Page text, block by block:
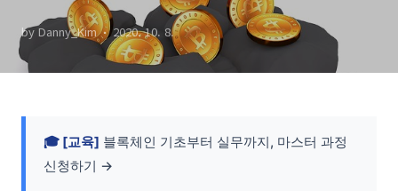
by Danny_Kim 2020. 10. 8.
🎓 [교육] 블록체인 기초부터 실무까지, 마스터 과정
신청하기 →